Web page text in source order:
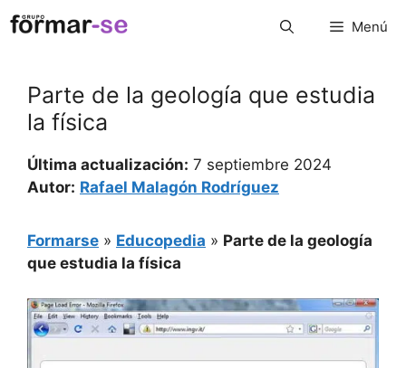
Saltar
al
Menú
Parte de la geología que estudia
la física
Última actualización: 7 septiembre 2024
Autor: Rafael Malagón Rodríguez
Formarse » Educopedia » Parte de la geología
que estudia la física